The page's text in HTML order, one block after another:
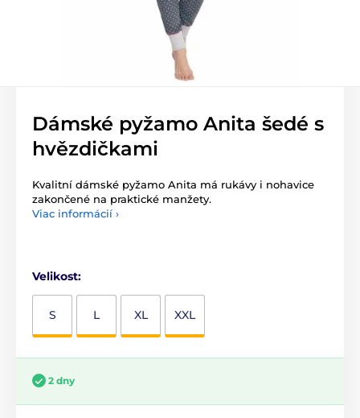
Dámské pyžamo Anita šedé s
hvězdičkami
Kvalitní dámské pyžamo Anita má rukávy i nohavice
zakončené na praktické manžety.
Viac informácií ›
Velikost:
S L XL XXL
2 dny